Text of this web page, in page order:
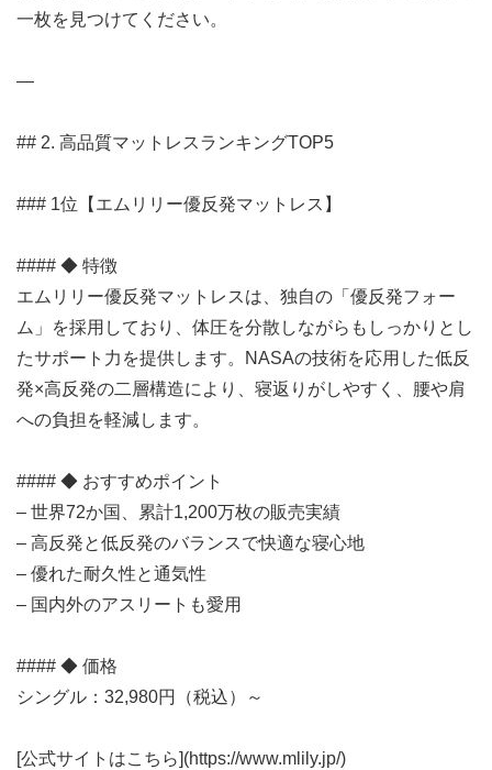
一枚を見つけてください。
—
## 2. 高品質マットレスランキングTOP5
### 1位【エムリリー優反発マットレス】
#### ◆ 特徴
エムリリー優反発マットレスは、独自の「優反発フォー
ム」を採用しており、体圧を分散しながらもしっかりとし
たサポート力を提供します。NASAの技術を応用した低反
発×高反発の二層構造により、寝返りがしやすく、腰や肩
への負担を軽減します。
#### ◆ おすすめポイント
– 世界72か国、累計1,200万枚の販売実績
– 高反発と低反発のバランスで快適な寝心地
– 優れた耐久性と通気性
– 国内外のアスリートも愛用
#### ◆ 価格
シングル：32,980円（税込）～
[公式サイトはこちら](https://www.mlily.jp/)